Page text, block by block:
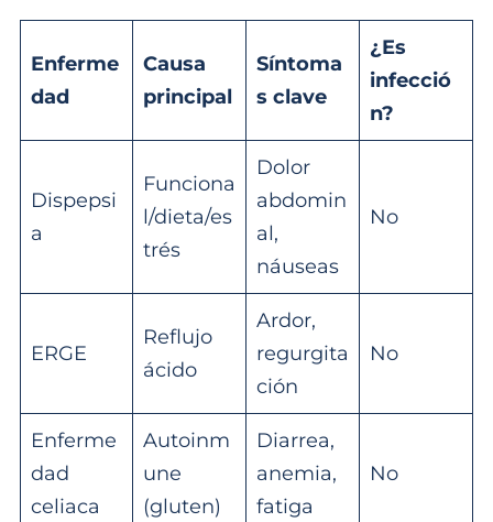
Enferme
dad
Causa
principal
Síntoma
s clave
¿Es
infecció
n?
Dispepsi
a
Funciona
l/dieta/es
trés
Dolor
abdomin
al,
náuseas
No
ERGE
Reflujo
ácido
Ardor,
regurgita
ción
No
Enferme
dad
celiaca
Autoinm
une
(gluten)
Diarrea,
anemia,
fatiga
No